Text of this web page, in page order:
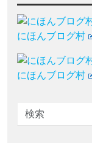
にほんブログ村
にほんブログ村